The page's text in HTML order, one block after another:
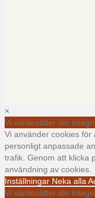
×
Vi värdesätter din
Vi använder cookies för
personligt anpassade
trafik. Genom att klicka
användning av cookies.
Inställningar Neka alla
Vi värdesätter din